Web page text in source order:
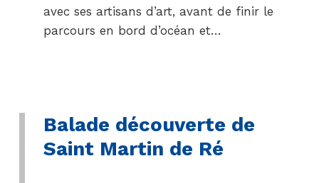
avec ses artisans d’art, avant de finir le
parcours en bord d’océan et…
Balade découverte de
Saint Martin de Ré